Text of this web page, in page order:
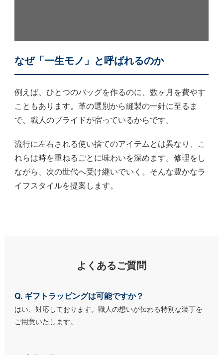
なぜ「一生モノ」と呼ばれるのか
例えば、ひとつのバッグを作るのに、数ヶ月を費やす
こともあります。革の選別から縫製の一針に至るま
で、職人のプライドが宿っているからです。
流行に左右される使い捨てのアイテムとは異なり、こ
れらは時を重ねるごとに味わいを深めます。修理をし
ながら、次の世代へ受け継いでいく。そんな豊かなラ
イフスタイルを提案します。
よくあるご質問
Q. ギフトラッピングは可能ですか？
はい、対応しております。職人の想いが伝わる特別な装丁を
ご用意いたします。